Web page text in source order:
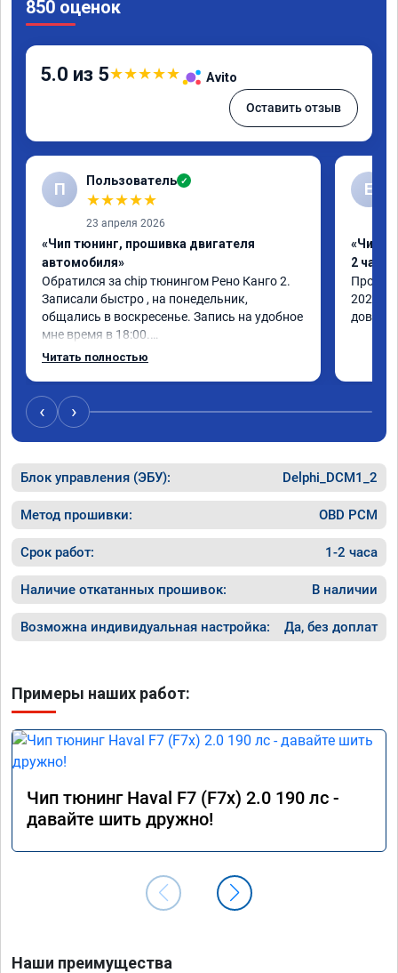
850 оценок
5.0 из 5★★★★★ Avito
Оставить отзыв
П Пользователь ✓
★★★★★
23 апреля 2026
«Чип тюнинг, прошивка двигателя
автомобиля»
Обратился за chip тюнингом Рено Канго 2.
Записали быстро , на понедельник,
общались в воскресенье. Запись на удобное
мне время в 18:00.
Работу выполнили за 30 минут,
Читать полностью
Е
«Чип
2 часа»
2021
‹ ›
Блок управления (ЭБУ): Delphi_DCM1_2
Метод прошивки: OBD PCM
Срок работ: 1-2 часа
Наличие откатанных прошивок: В наличии
Возможна индивидуальная настройка: Да, без доплат
Примеры наших работ:
Чип тюнинг Haval F7 (F7x) 2.0 190 лс -
давайте шить дружно!
Наши преимущества